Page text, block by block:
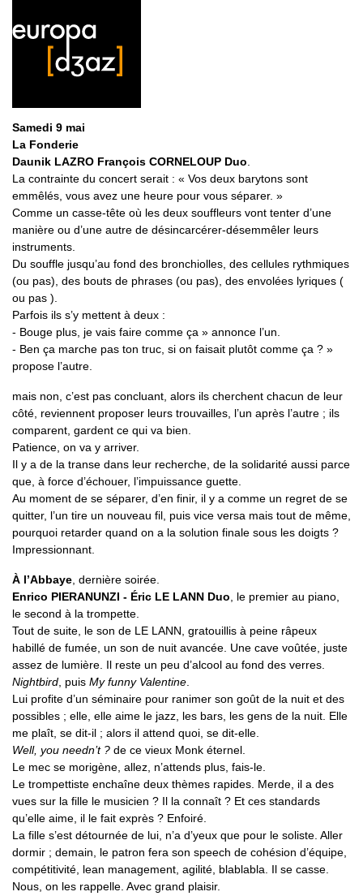
Samedi 9 mai
La Fonderie
Daunik LAZRO François CORNELOUP Duo
La contrainte du concert serait : « Vos deux barytons sont
emmêlés, vous avez une heure pour vous séparer. »
Comme un casse-tête où les deux souffleurs vont tenter d’une
manière ou d’une autre de désincarcérer-désemmêler leurs
instruments.
Du souffle jusqu’au fond des bronchiolles, des cellules rythmiques
(ou pas), des bouts de phrases (ou pas), des envolées lyriques (
ou pas ).
Parfois ils s’y mettent à deux :
- Bouge plus, je vais faire comme ça » annonce l’un.
- Ben ça marche pas ton truc, si on faisait plutôt comme ça ? »
propose l’autre.
mais non, c’est pas concluant, alors ils cherchent chacun de leur
côté, reviennent proposer leurs trouvailles, l’un après l’autre ; ils
comparent, gardent ce qui va bien.
Patience, on va y arriver.
Il y a de la transe dans leur recherche, de la solidarité aussi parce
que, à force d’échouer, l’impuissance guette.
Au moment de se séparer, d’en finir, il y a comme un regret de se
quitter, l’un tire un nouveau fil, puis vice versa mais tout de même,
pourquoi retarder quand on a la solution finale sous les doigts ?
Impressionnant.
À l’Abbaye , dernière soirée.
Enrico PIERANUNZI - Éric LE LANN Duo , le premier au piano,
le second à la trompette.
Tout de suite, le son de LE LANN, gratouillis à peine râpeux
habillé de fumée, un son de nuit avancée. Une cave voûtée, juste
assez de lumière. Il reste un peu d’alcool au fond des verres.
Nightbird , puis My funny Valentine
Lui profite d’un séminaire pour ranimer son goût de la nuit et des
possibles ; elle, elle aime le jazz, les bars, les gens de la nuit. Elle
me plaît, se dit-il ; alors il attend quoi, se dit-elle.
Well, you needn’t ? de ce vieux Monk éternel.
Le mec se morigène, allez, n’attends plus, fais-le.
Le trompettiste enchaîne deux thèmes rapides. Merde, il a des
vues sur la fille le musicien ? Il la connaît ? Et ces standards
qu’elle aime, il le fait exprès ? Enfoiré.
La fille s’est détournée de lui, n’a d’yeux que pour le soliste. Aller
dormir ; demain, le patron fera son speech de cohésion d’équipe,
compétitivité, lean management, agilité, blablabla. Il se casse.
Nous, on les rappelle. Avec grand plaisir.